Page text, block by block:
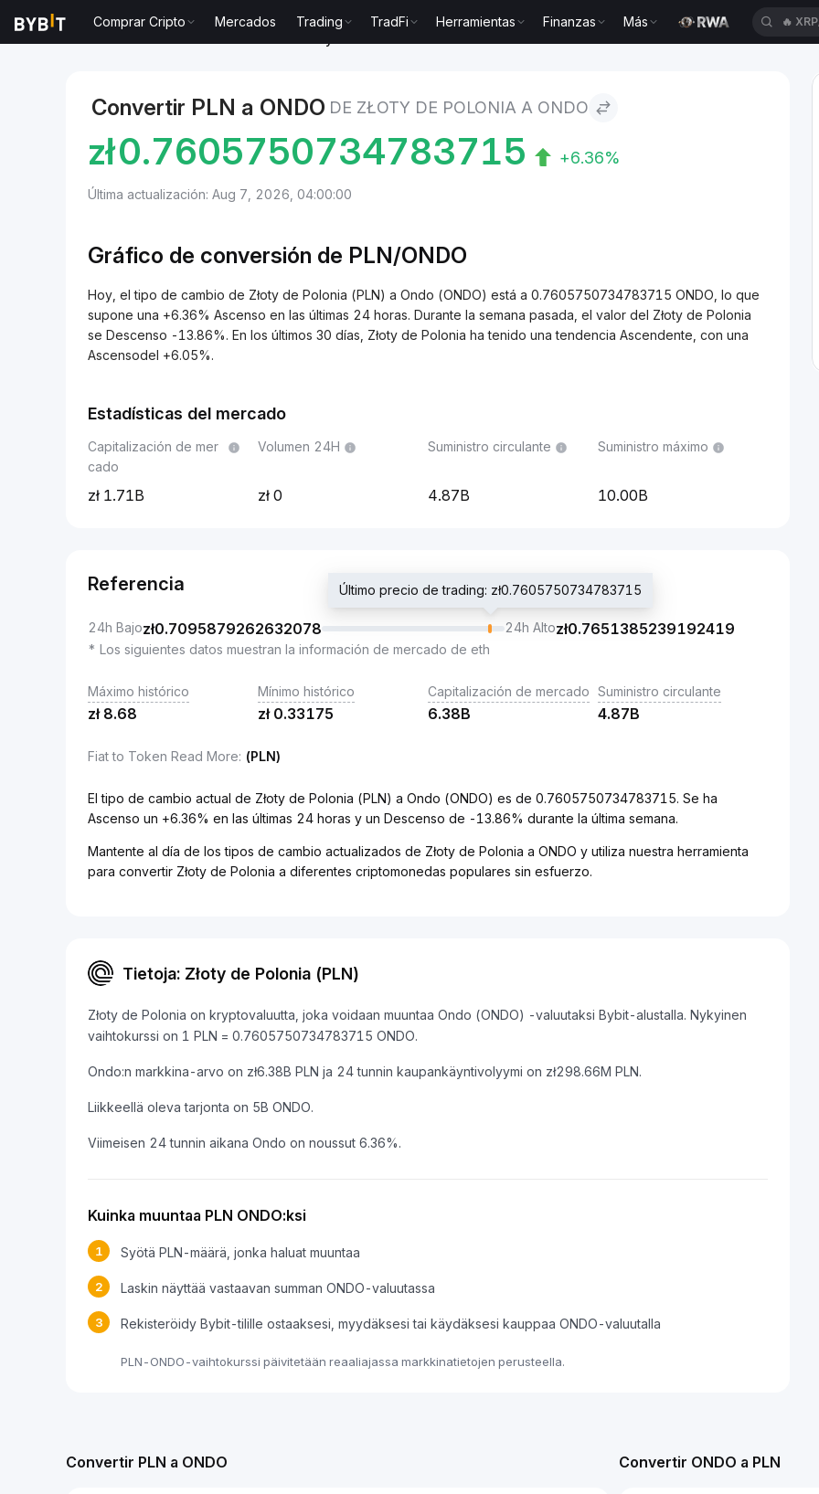
Comprar Cripto Mercados Trading TradFi Herramientas Finanzas Más 🔥
Convertir PLN a ONDO DE ZŁOTY DE POLONIA A ONDO
zł0.7605750734783715 +6.36%
Última actualización: Aug 7, 2026, 04:00:00
Gráfico de conversión de PLN/ONDO
Hoy, el tipo de cambio de Złoty de Polonia (PLN) a Ondo (ONDO) está a 0.7605750734783715 ONDO, lo que
supone una +6.36% Ascenso en las últimas 24 horas. Durante la semana pasada, el valor del Złoty de Polonia
se Descenso -13.86%. En los últimos 30 días, Złoty de Polonia ha tenido una tendencia Ascendente, con una
Ascensodel +6.05%.
Estadísticas del mercado
Capitalización de mer
cado
1.71B
Volumen 24H
0
Suministro circulante
4.87B
Suministro máximo
10.00B
Referencia
24h Bajozł0.7095879262632078
Último precio de trading: zł0.7605750734783715
24h Altozł0.7651385239192419
* Los siguientes datos muestran la información de mercado de eth
Máximo histórico
zł 8.68
Mínimo histórico
zł 0.33175
Capitalización de mercado
6.38B
Suministro circulante
4.87B
Fiat to Token Read More: (PLN)
El tipo de cambio actual de Złoty de Polonia (PLN) a Ondo (ONDO) es de 0.7605750734783715. Se ha
Ascenso un +6.36% en las últimas 24 horas y un Descenso de -13.86% durante la última semana.
Mantente al día de los tipos de cambio actualizados de Złoty de Polonia a ONDO y utiliza nuestra herramienta
para convertir Złoty de Polonia a diferentes criptomonedas populares sin esfuerzo.
Tietoja: Złoty de Polonia (PLN)
Złoty de Polonia on kryptovaluutta, joka voidaan muuntaa Ondo (ONDO) -valuutaksi Bybit-alustalla. Nykyinen
vaihtokurssi on 1 PLN = 0.7605750734783715 ONDO.
Ondo:n markkina-arvo on zł6.38B PLN ja 24 tunnin kaupankäyntivolyymi on zł298.66M PLN.
Liikkeellä oleva tarjonta on 5B ONDO.
Viimeisen 24 tunnin aikana Ondo on noussut 6.36%.
Kuinka muuntaa PLN ONDO:ksi
1 Syötä PLN-määrä, jonka haluat muuntaa
2 Laskin näyttää vastaavan summan ONDO-valuutassa
3 Rekisteröidy Bybit-tilille ostaaksesi, myydäksesi tai käydäksesi kauppaa ONDO-valuutalla
PLN-ONDO-vaihtokurssi päivitetään reaaliajassa markkinatietojen perusteella.
Convertir ONDO a PLN
Convertir PLN a ONDO